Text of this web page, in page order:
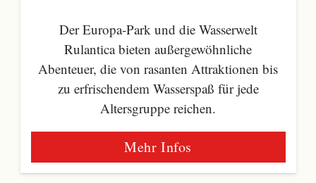
Der Europa-Park und die Wasserwelt
Rulantica bieten außergewöhnliche
Abenteuer, die von rasanten Attraktionen bis
zu erfrischendem Wasserspaß für jede
Altersgruppe reichen.
Mehr Infos